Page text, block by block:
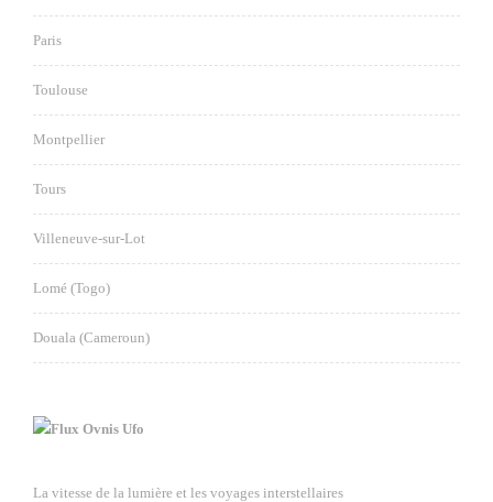
Paris
Toulouse
Montpellier
Tours
Villeneuve-sur-Lot
Lomé (Togo)
Douala (Cameroun)
Ovnis Ufo
La vitesse de la lumière et les voyages interstellaires